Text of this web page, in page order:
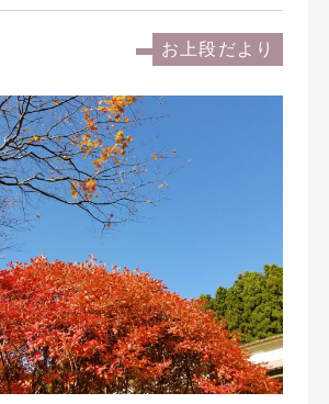
お上段だより